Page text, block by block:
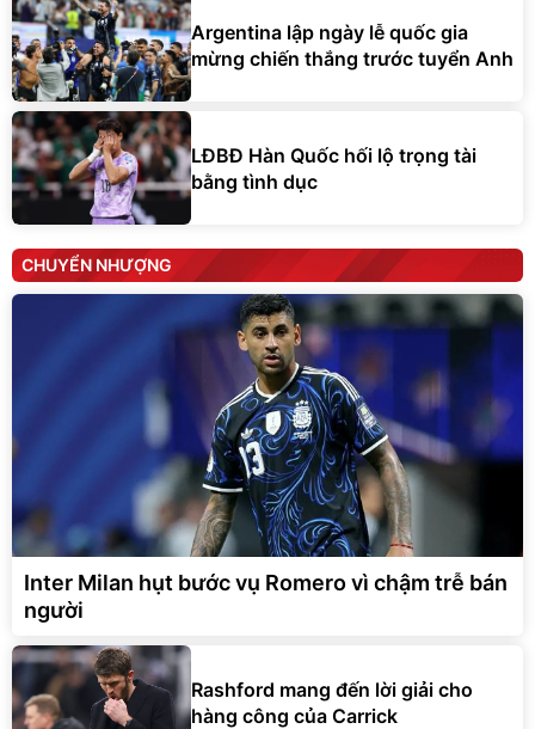
Argentina lập ngày lễ quốc gia
mừng chiến thắng trước tuyển Anh
LĐBĐ Hàn Quốc hối lộ trọng tài
bằng tình dục
CHUYỂN NHƯỢNG
Inter Milan hụt bước vụ Romero vì chậm trễ bán
người
Rashford mang đến lời giải cho
hàng công của Carrick